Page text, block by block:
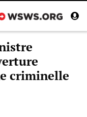
criminelle